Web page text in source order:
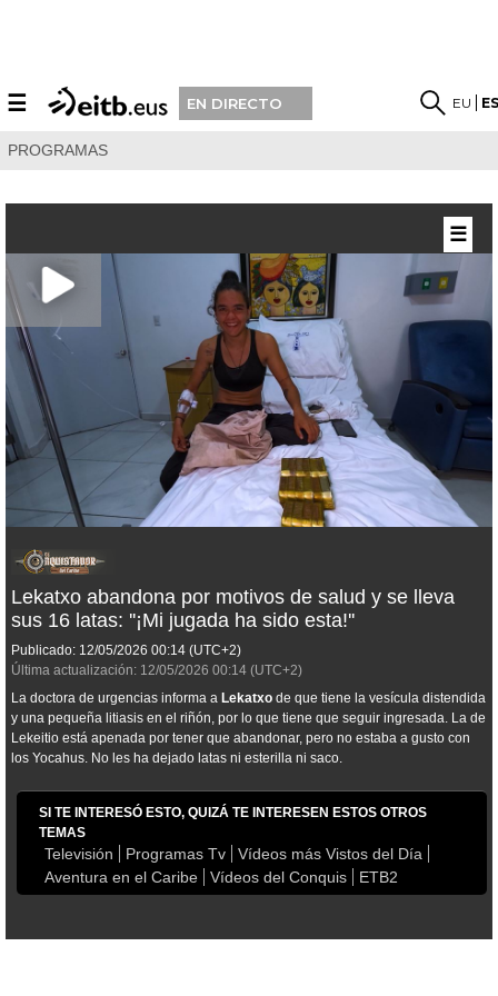
☰ EN DIRECTO EU
PROGRAMAS
Lekatxo abandona por motivos de salud y se lleva
sus 16 latas: ''¡Mi jugada ha sido esta!''
Publicado: 12/05/2026 00:14 (UTC+2)
Última actualización: 12/05/2026 00:14 (UTC+2)
La doctora de urgencias informa a Lekatxo de que tiene la vesícula distendida
y una pequeña litiasis en el riñón, por lo que tiene que seguir ingresada. La de
Lekeitio está apenada por tener que abandonar, pero no estaba a gusto con
los Yocahus. No les ha dejado latas ni esterilla ni saco.
SI TE INTERESÓ ESTO, QUIZÁ TE INTERESEN ESTOS OTROS
TEMAS
Televisión Programas Tv
Vídeos más Vistos del Día
Aventura en el Caribe
Vídeos del Conquis ETB2
☰